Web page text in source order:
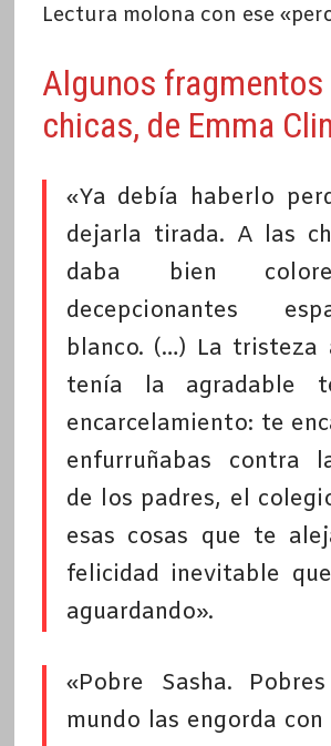
Lectura molona con ese
Algunos fragmentos
chicas, de Emma
«Ya debía haberlo
dejarla tirada. A las
daba bien
decepcionantes
blanco. (…) La tristeza
tenía la agradable
encarcelamiento: te
enfurruñabas contra
de los padres, el
esas cosas que te
felicidad inevitable
aguardando».
«Pobre Sasha.
mundo las engorda